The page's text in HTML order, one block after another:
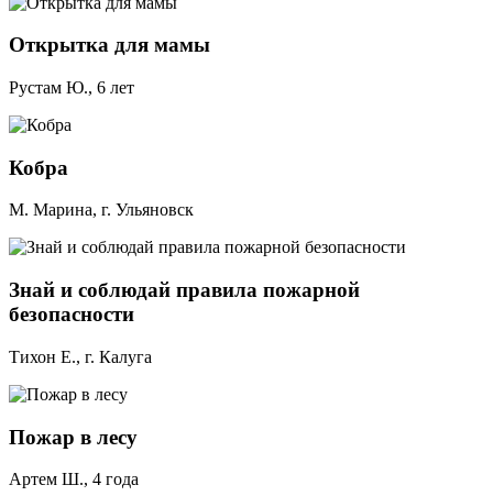
Открытка для мамы
Рустам Ю., 6 лет
Кобра
М. Марина, г. Ульяновск
Знай и соблюдай правила пожарной
безопасности
Тихон Е., г. Калуга
Пожар в лесу
Артем Ш., 4 года